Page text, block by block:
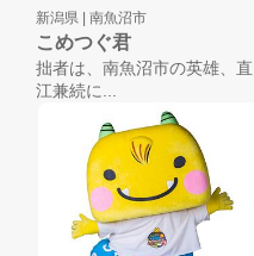
新潟県 | 南魚沼市
こめつぐ君
拙者は、南魚沼市の英雄、直
江兼続に...